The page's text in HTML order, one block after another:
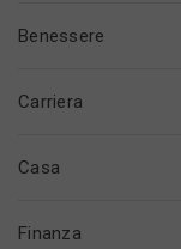
Benessere
Carriera
Casa
Finanza